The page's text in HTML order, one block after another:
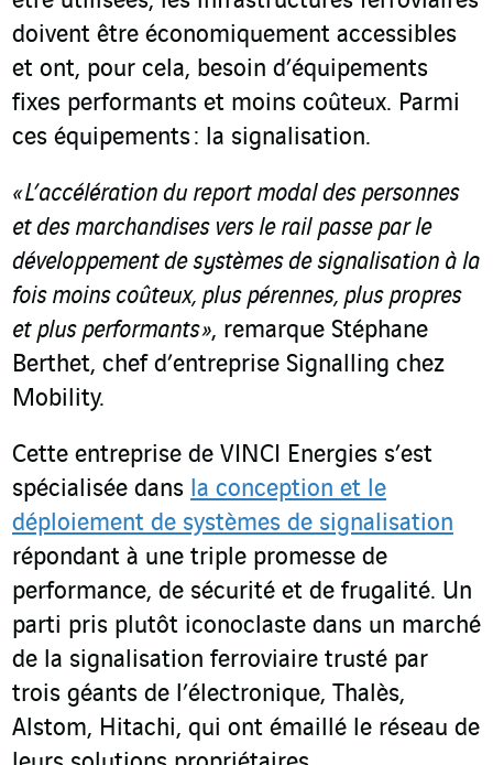
doivent être économiquement accessibles
et ont, pour cela, besoin d’équipements
fixes performants et moins coûteux. Parmi
ces équipements : la signalisation.
«L’accélération du report modal des personnes
et des marchandises vers le rail passe par le
développement de systèmes de signalisation à la
fois moins coûteux, plus pérennes, plus propres
et plus performants», remarque Stéphane
Berthet, chef d’entreprise Signalling chez
Mobility.
Cette entreprise de VINCI Energies s’est
spécialisée dans la conception et le
déploiement de systèmes de signalisation
répondant à une triple promesse de
performance, de sécurité et de frugalité. Un
parti pris plutôt iconoclaste dans un marché
de la signalisation ferroviaire trusté par
trois géants de l’électronique, Thalès,
Alstom, Hitachi, qui ont émaillé le réseau de